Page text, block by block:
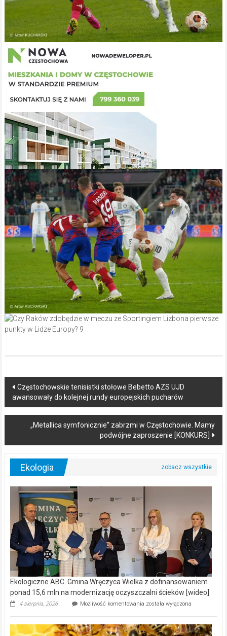
Post
navigation
Częstochowskie tenisistki stołowe Bebetto AZS UJD
awansowały do kolejnej rundy europejskich pucharów
„Metallica symfonicznie” zabrzmi w Częstochowie. Mamy
podwójne zaproszenie [KONKURS]
Ekologia
Ekologiczne ABC. Gmina Wręczyca Wielka z dofinansowaniem
ponad 15,6 mln na modernizację oczyszczalni ścieków [wideo]
4 sierpnia, 2026 Możliwość komentowania Ekologiczne
Wręczyca
została wyłączona